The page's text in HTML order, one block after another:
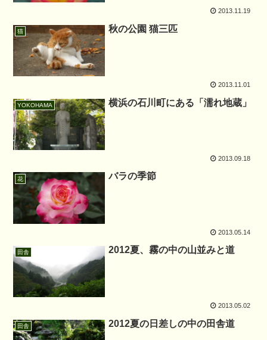
2013.11.19
猫 秋の公園 猫三匹
2013.11.01
YOKOHAMA 横浜の石川町にある「濡れ地蔵」
2013.09.18
花 バラの季節
2013.05.14
田舎 2012夏、霧の中の山並みと道
2013.05.02
田舎 2012夏の日差しの中の田舎道